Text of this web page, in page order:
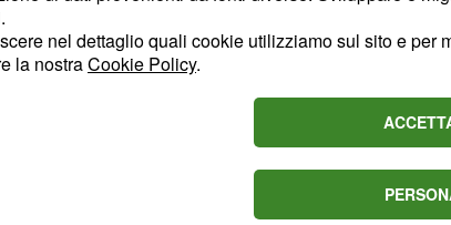
la voce.
un piano ben preciso per il futuro. Sarete
spaventerà perché saprete perfettamente cosa
Tale obiettivo renderà il percorso ancora più
nel dettaglio quali cookie utilizziamo sul sito e
la nostraCookie Policy.